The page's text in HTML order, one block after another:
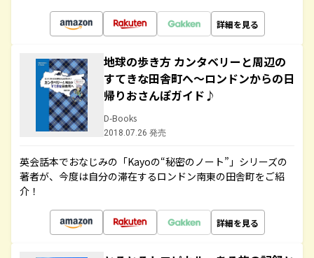
詳細を見る
地球の歩き方 カンタベリーと周辺の
すてきな田舎町へ～ロンドンからの日
帰りおさんぽガイド♪
D-Books
2018.07.26 発売
英会話本でおなじみの「Kayoの“秘密のノート”」シリーズの
著者が、今度は自分の滞在するロンドン南東の田舎町をご紹
介！
詳細を見る